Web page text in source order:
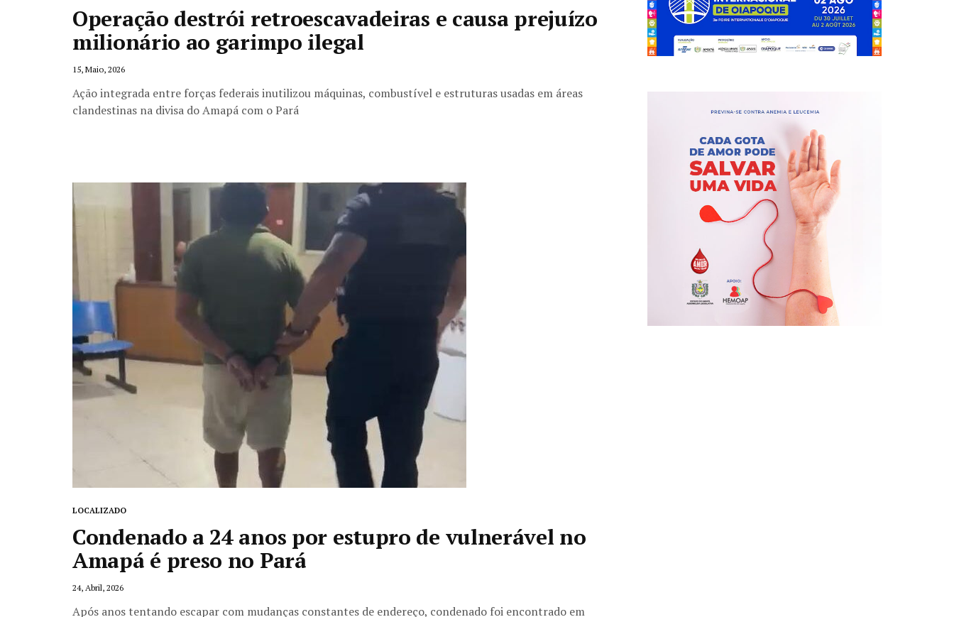
Operação destrói retroescavadeiras e causa prejuízo
milionário ao garimpo ilegal
15, Maio, 2026
Ação integrada entre forças federais inutilizou máquinas, combustível e estruturas usadas em áreas
clandestinas na divisa do Amapá com o Pará
LOCALIZADO
Condenado a 24 anos por estupro de vulnerável no
Amapá é preso no Pará
24, Abril, 2026
Após anos tentando escapar com mudanças constantes de endereço, condenado foi encontrado em